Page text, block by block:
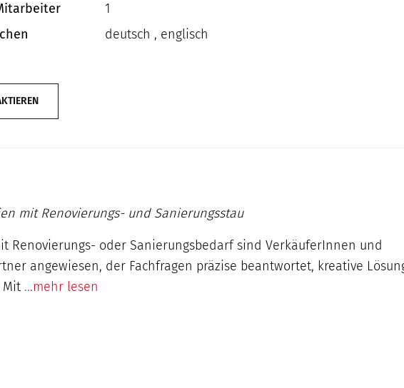
1
deutsch , englisch
mit Renovierungs- und Sanierungsstau
Renovierungs- oder Sanierungsbedarf sind VerkäuferInnen und
angewiesen, der Fachfragen präzise beantwortet, kreative
Mit ...mehr lesen